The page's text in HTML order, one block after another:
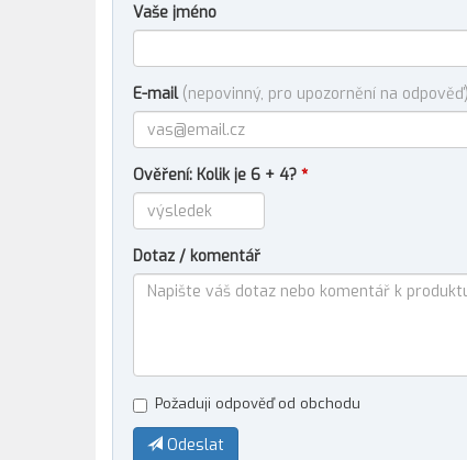
Vaše jméno
E-mail (nepovinný, pro upozornění na odpověď)
Ověření: Kolik je 6 + 4? *
Dotaz / komentář
Požaduji odpověď od obchodu
Odeslat